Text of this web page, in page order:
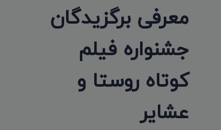
معرفی برگزیدگان
جشنواره فیلم
کوتاه روستا و
عشایر